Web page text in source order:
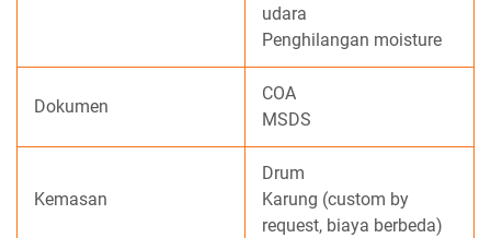
udara
Penghilangan moisture
Dokumen
COA
MSDS
Kemasan
Drum
Karung (custom by
request, biaya berbeda)